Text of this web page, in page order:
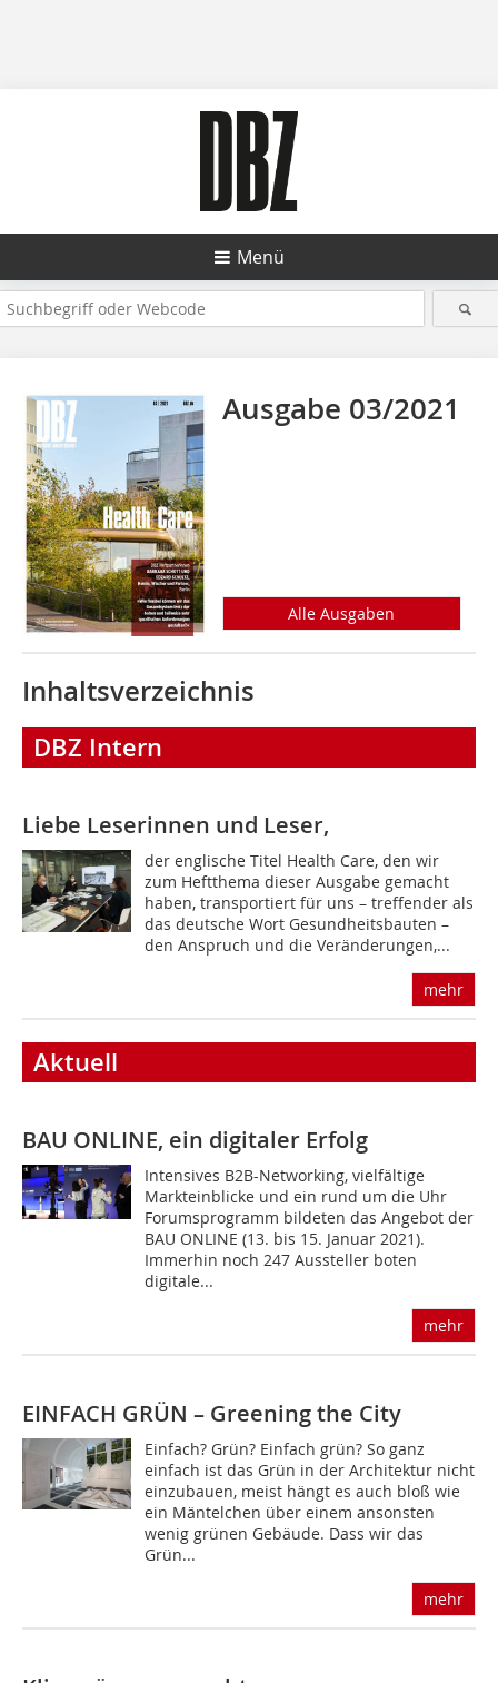
Menü
Ausgabe 03/2021
Alle Ausgaben
Inhaltsverzeichnis
DBZ Intern
Liebe Leserinnen und Leser,
der englische Titel Health Care, den wir
zum Heftthema dieser Ausgabe gemacht
haben, transportiert für uns – treffender als
das deutsche Wort Gesundheitsbauten –
den Anspruch und die Veränderungen,...
mehr
Aktuell
BAU ONLINE, ein digitaler Erfolg
Intensives B2B-Networking, vielfältige
Markteinblicke und ein rund um die Uhr
Forumsprogramm bildeten das Angebot der
BAU ONLINE (13. bis 15. Januar 2021).
Immerhin noch 247 Aussteller boten
digitale...
mehr
EINFACH GRÜN – Greening the City
Einfach? Grün? Einfach grün? So ganz
einfach ist das Grün in der Architektur nicht
einzubauen, meist hängt es auch bloß wie
ein Mäntelchen über einem ansonsten
wenig grünen Gebäude. Dass wir das
Grün...
mehr